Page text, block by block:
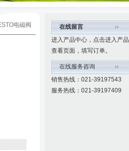
电磁阀
在线留言
进入产品中心，点击进入产品
查看页面，填写订单。
在线服务咨询
销售热线：021-39197543
服务热线：021-39197409